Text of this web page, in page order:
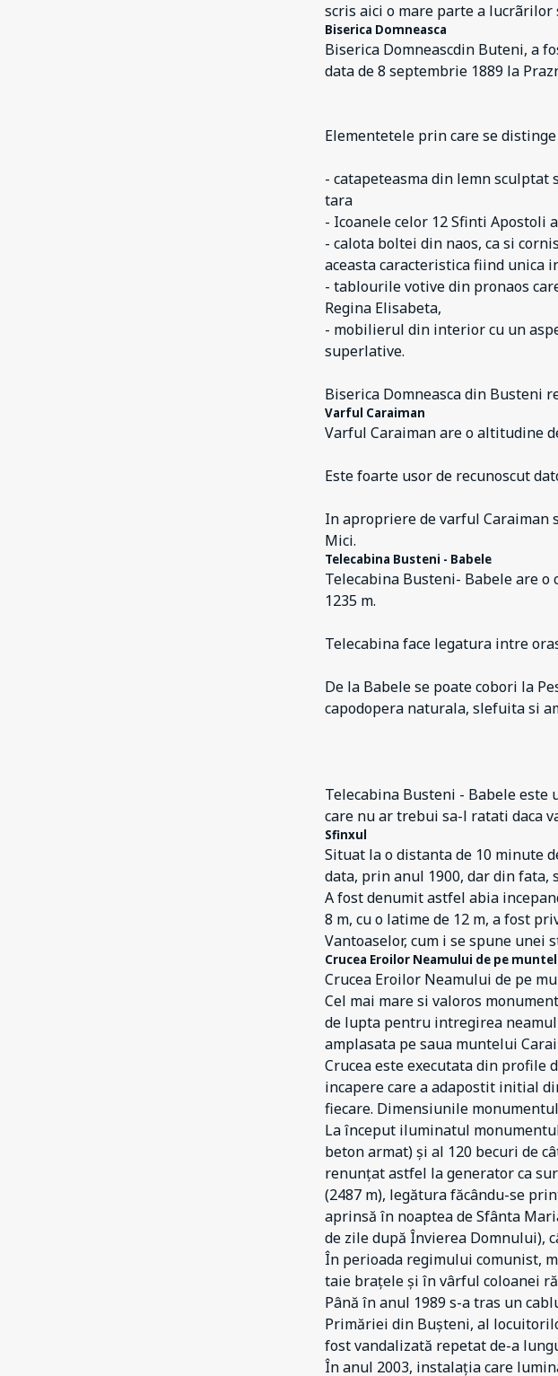
scris aici o mare parte a lucrãrilor
Biserica Domneasca
Biserica Domneascdin Buteni, a
data de 8 septembrie 1889 la
Elementetele prin care se
- catapeteasma din lemn sculptat
tara
- Icoanele celor 12 Sfinti Apostoli
- calota boltei din naos, ca si
aceasta caracteristica fiind unica
- tablourile votive din pronaos
Regina Elisabeta,
- mobilierul din interior cu un
superlative.
Biserica Domneasca din Busteni
Varful Caraiman
Varful Caraiman are o altitudine
Este foarte usor de recunoscut
In apropriere de varful Caraiman
Mici.
Telecabina Busteni - Babele
Telecabina Busteni- Babele are o
1235 m.
Telecabina face legatura intre
De la Babele se poate cobori la
capodopera naturala, slefuita si
Telecabina Busteni - Babele
care nu ar trebui sa-l ratati daca
Sfinxul
Situat la o distanta de 10 minute
data, prin anul 1900, dar din fata,
A fost denumit astfel abia
8 m, cu o latime de 12 m, a fost
Vantoaselor, cum i se spune unei
Crucea Eroilor Neamului de pe
Crucea Eroilor Neamului de pe
Cel mai mare si valoros
de lupta pentru intregirea
amplasata pe saua muntelui
Crucea este executata din profile
incapere care a adapostit initial
fiecare. Dimensiunile
La început iluminatul
beton armat) și al 120 becuri de
renunțat astfel la generator ca
(2487 m), legătura făcându-se
aprinsă în noaptea de Sfânta
de zile după Învierea Domnului),
În perioada regimului comunist,
taie brațele și în vârful coloanei
Până în anul 1989 s-a tras un
Primăriei din Bușteni, al
fost vandalizată repetat de-a
În anul 2003, instalația care